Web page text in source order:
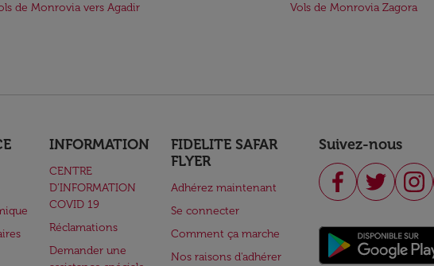
de Monrovia vers Agadir
Vols de Monrovia Zagora
INFORMATION
CENTRE
D’INFORMATION
COVID 19
Réclamations
Demander une
FIDELITE SAFAR
FLYER
Adhérez maintenant
Se connecter
Comment ça marche
Nos raisons d'adhérer
Suivez-nous